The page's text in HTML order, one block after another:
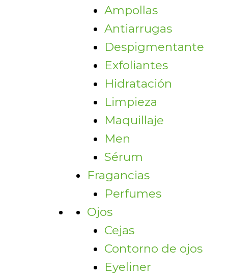
Ampollas
Antiarrugas
Despigmentante
Exfoliantes
Hidratación
Limpieza
Maquillaje
Men
Sérum
Fragancias
Perfumes
Ojos
Cejas
Contorno de ojos
Eyeliner